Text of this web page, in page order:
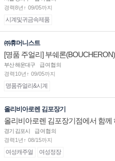
경력8년↑ 09/05까지
시계및귀금속제품
㈜휴머니스트
[명품 주얼리] 부쉐론
점 판매사원 채용
부산 해운대구
급여협의
경력10년↑ 09/05까지
명품쥬얼리&시계
올리비아로렌 김포장기
올리비아로렌 김포장기점에서 함
된 마음 하나면 됩니다.
경기 김포시
급여협의
경력1년↑ 08/15까지
여성캐주얼 여성정장